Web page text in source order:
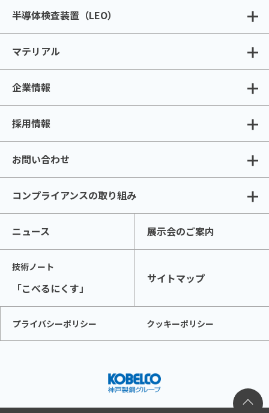
半導体検査装置（LEO）
マテリアル
企業情報
採用情報
お問い合わせ
コンプライアンスの取り組み
ニュース 展示会のご案内
技術ノート
「こべるにくす」
サイトマップ
プライバシーポリシー クッキーポリシー